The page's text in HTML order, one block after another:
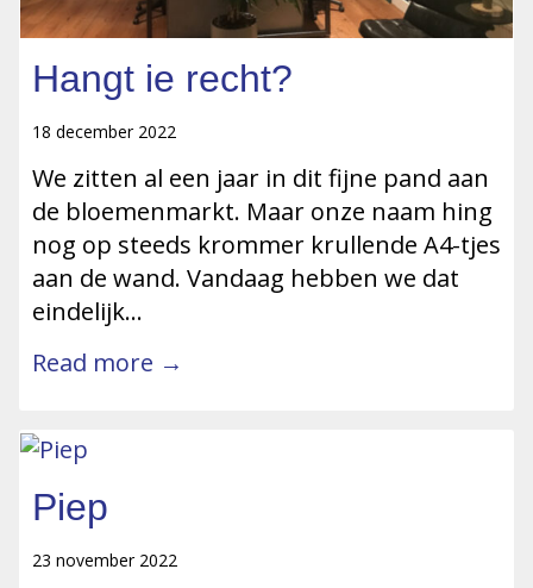
Hangt ie recht?
18 december 2022
We zitten al een jaar in dit fijne pand aan
de bloemenmarkt. Maar onze naam hing
nog op steeds krommer krullende A4-tjes
aan de wand. Vandaag hebben we dat
eindelijk…
Read more →
Piep
23 november 2022